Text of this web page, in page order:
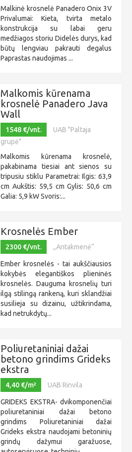
Malkinė krosnelė Panadero Onix 3V
Privalumai: Kieta, tvirta metalo
konstrukcija su labai geru
medžiagos storiu Didelės durys, kad
būtų lengviau pakrauti degalus
Paprastas naudojimas ...
Malkomis kūrenama
krosnelė Panadero Java
Wall
1548 €/vnt.
UAB "Paltaja
grupė"
Malkomis kūrenama krosnelė,
pakabinama tiesiai ant sienos su
tripusiu stiklu Parametrai: Ilgis: 63,9
cm Aukštis: 59,5 cm Gylis: 50,6 cm
Galia: 5,9 kW Svoris:...
Krosnelės Ember
2300 €/vnt. „Antakmenė“
Ember krosnelės - tai aukščiausios
kokybės elegantiškos plieninės
krosnelės. Dauguma krosnelių turi
ilgą stilingą rankeną, kuri sklandžiai
susilieja su dizainu, užtikrindama,
kad netrukdytų...
Poliuretaniniai dažai
betono grindims Grideks
ekstra
4,40 €/m² UAB Rinvila
GRIDEKS EKSTRA- dvikomponenčiai
poliuretaniniai dažai betono
grindims Poliuretaniniai dažai
Grideks ekstra naudojami betoninių
grindų dažymui garažuose,